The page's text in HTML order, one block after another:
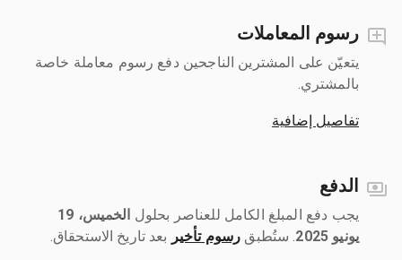
رسوم المعاملات
يتعيّن على المشترين الناجحين دفع رسوم معاملة خاصة
بالمشتري.
تفاصيل إضافية
الدفع
يجب دفع المبلغ الكامل للعناصر بحلول ‎
الخميس، 19
يونيو 2025
رسوم تأخير بعد تاريخ الاستحقاق.